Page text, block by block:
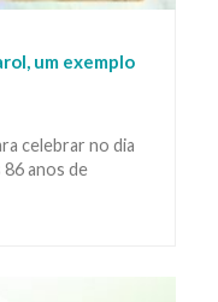
um exemplo
celebrar no dia
86 anos de